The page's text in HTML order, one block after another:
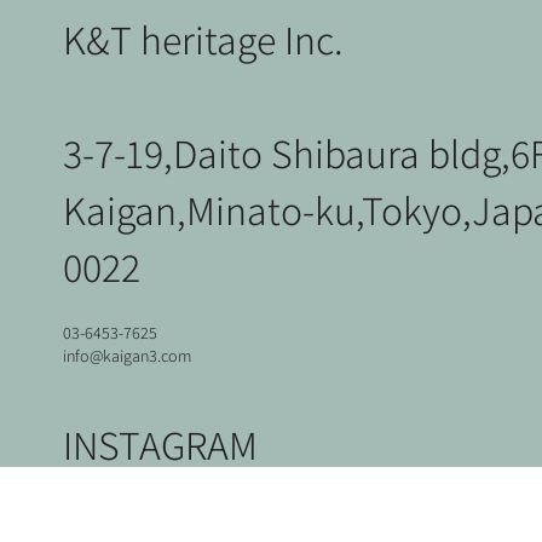
Vintage
Corner Cabinet
消費税抜き
Bicycle 2
価格
￥46,200
北欧ヴィンテージ
Hans J.Wegner / RY Series Stacking Shelf
在庫なし
北欧ヴィンテージ
Borge Mogensen / Model.162 Dining Table
在庫なし
ユーロヴィンテージ
Potence lamp
在庫なし
K&T heritage Inc.
3-7-19,Daito Shibaura
Kaigan,Minato-
0022
03-6453-7625
info@kaigan3.com
INSTAGRAM